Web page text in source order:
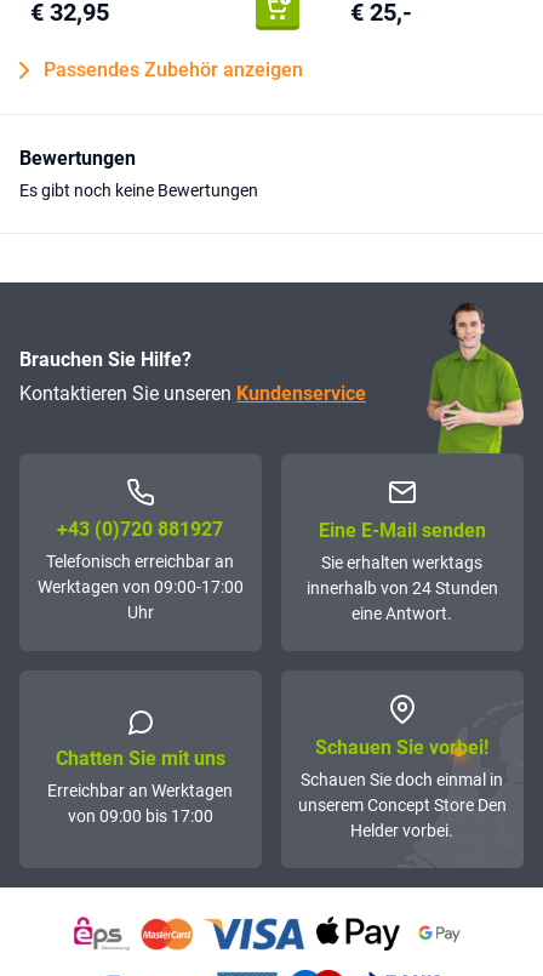
Verdrahtung
4 mm2
€ 32,95 € 25,-
Passendes Zubehör anzeigen
Bewertungen
Es gibt noch keine Bewertungen
Brauchen Sie Hilfe?
Kontaktieren Sie unseren Kundenservice
+43 (0)72­0 881927
Telefonisch erreichbar an
Werktagen von 09:00-17:00
Uhr
Eine E-Mail senden
Sie erhalten werktags
innerhalb von 24 Stunden
eine Antwort.
Chatten Sie mit uns
Erreichbar an Werktagen
von 09:00 bis 17:00
Schauen Sie vorbei!
Schauen Sie doch einmal in
unserem Concept Store Den
Helder vorbei.